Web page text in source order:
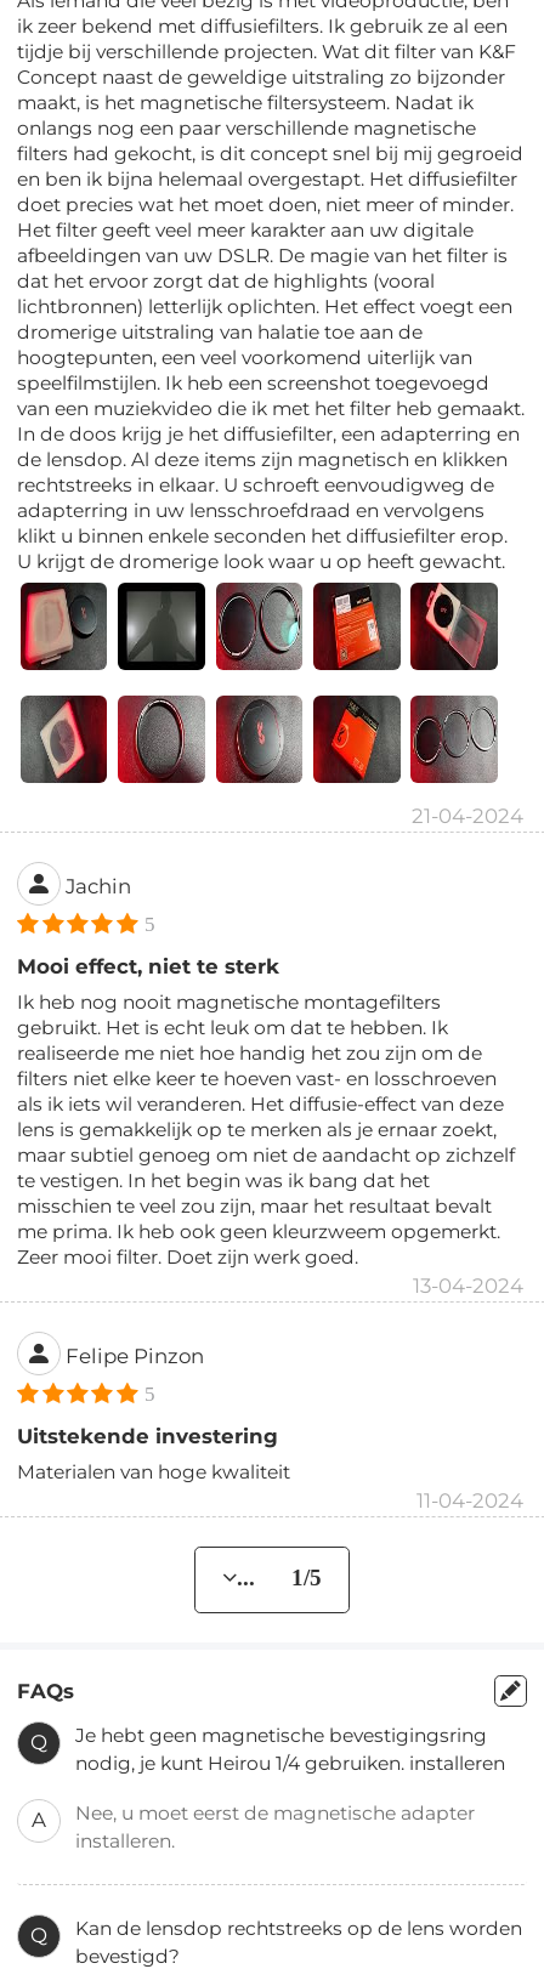
ik zeer bekend met diffusiefilters. Ik gebruik ze al een
tijdje bij verschillende projecten. Wat dit filter van K&F
Concept naast de geweldige uitstraling zo bijzonder
maakt, is het magnetische filtersysteem. Nadat ik
onlangs nog een paar verschillende magnetische
filters had gekocht, is dit concept snel bij mij gegroeid
en ben ik bijna helemaal overgestapt. Het diffusiefilter
doet precies wat het moet doen, niet meer of minder.
Het filter geeft veel meer karakter aan uw digitale
afbeeldingen van uw DSLR. De magie van het filter is
dat het ervoor zorgt dat de highlights (vooral
lichtbronnen) letterlijk oplichten. Het effect voegt een
dromerige uitstraling van halatie toe aan de
hoogtepunten, een veel voorkomend uiterlijk van
speelfilmstijlen. Ik heb een screenshot toegevoegd
van een muziekvideo die ik met het filter heb gemaakt.
In de doos krijg je het diffusiefilter, een adapterring en
de lensdop. Al deze items zijn magnetisch en klikken
rechtstreeks in elkaar. U schroeft eenvoudigweg de
adapterring in uw lensschroefdraad en vervolgens
klikt u binnen enkele seconden het diffusiefilter erop.
U krijgt de dromerige look waar u op heeft gewacht.
21-04-2024
Jachin
5
Mooi effect, niet te sterk
Ik heb nog nooit magnetische montagefilters
gebruikt. Het is echt leuk om dat te hebben. Ik
realiseerde me niet hoe handig het zou zijn om de
filters niet elke keer te hoeven vast- en losschroeven
als ik iets wil veranderen. Het diffusie-effect van deze
lens is gemakkelijk op te merken als je ernaar zoekt,
maar subtiel genoeg om niet de aandacht op zichzelf
te vestigen. In het begin was ik bang dat het
misschien te veel zou zijn, maar het resultaat bevalt
me prima. Ik heb ook geen kleurzweem opgemerkt.
Zeer mooi filter. Doet zijn werk goed.
13-04-2024
Felipe Pinzon
5
Uitstekende investering
Materialen van hoge kwaliteit
11-04-2024
... 1/5
FAQs
Q
Je hebt geen magnetische bevestigingsring
nodig, je kunt Heirou 1/4 gebruiken. installeren
A
Nee, u moet eerst de magnetische adapter
installeren.
Q
Kan de lensdop rechtstreeks op de lens worden
bevestigd?